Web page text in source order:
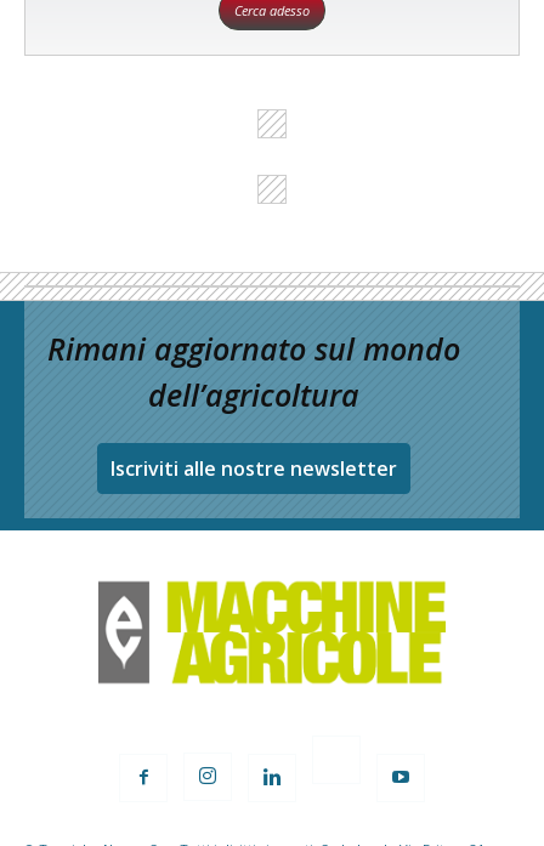
Cerca adesso
Rimani aggiornato sul mondo
dell’agricoltura
Iscriviti alle nostre newsletter